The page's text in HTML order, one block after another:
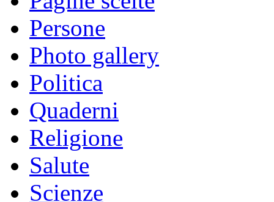
Persone
Photo gallery
Politica
Quaderni
Religione
Salute
Scienze